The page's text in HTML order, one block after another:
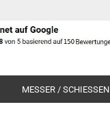
MESSER / SCHIESSEN